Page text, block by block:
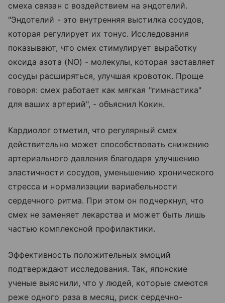
смеха связан с воздействием на эндотелий.
"Эндотелий - это внутренняя выстилка сосудов,
которая регулирует их тонус. Исследования
показывают, что смех стимулирует выработку
оксида азота (NO) - молекулы, которая заставляет
сосуды расширяться, улучшая кровоток. Проще
говоря: смех работает как мягкая "гимнастика"
для ваших артерий", - объяснил Кокин.
Кардиолог отметил, что регулярный смех
действительно может способствовать снижению
артериального давления благодаря улучшению
эластичности сосудов, уменьшению хронического
стресса и нормализации вариабельности
сердечного ритма. При этом он подчеркнул, что
смех не заменяет лекарства и может быть лишь
частью комплексной профилактики.
Эффективность положительных эмоций
подтверждают исследования. Так, японские
ученые выяснили, что у людей, которые смеются
реже одного раза в месяц, риск сердечно-